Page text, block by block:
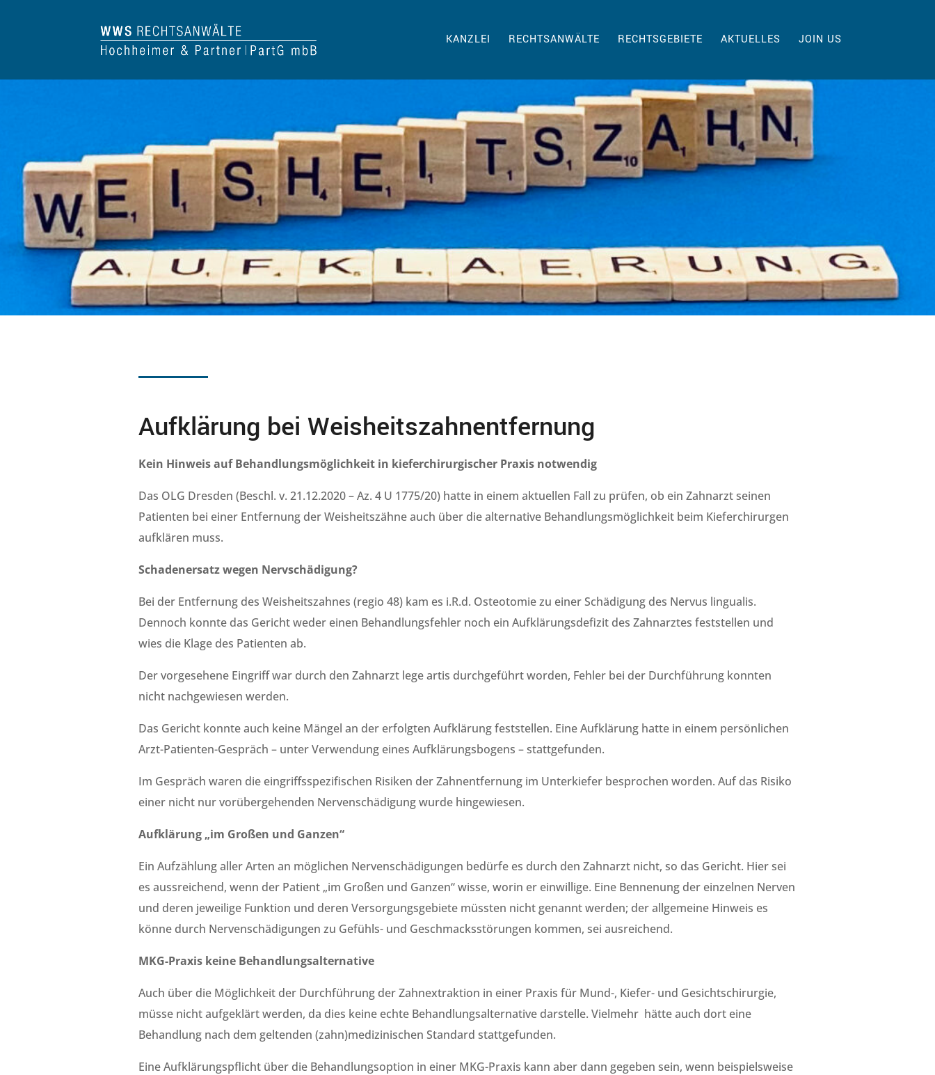
KANZLEI RECHTSANWÄLTE RECHTSGEBIETE AKTUELLES JOIN US
Aufklärung bei Weisheitszahnentfernung
Kein Hinweis auf Behandlungsmöglichkeit in kieferchirurgischer Praxis notwendig
Das OLG Dresden (Beschl. v. 21.12.2020 – Az. 4 U 1775/20) hatte in einem aktuellen Fall zu prüfen, ob ein Zahnarzt seinen
Patienten bei einer Entfernung der Weisheitszähne auch über die alternative Behandlungsmöglichkeit beim Kieferchirurgen
aufklären muss.
Schadenersatz wegen Nervschädigung?
Bei der Entfernung des Weisheitszahnes (regio 48) kam es i.R.d. Osteotomie zu einer Schädigung des Nervus lingualis.
Dennoch konnte das Gericht weder einen Behandlungsfehler noch ein Aufklärungsdefizit des Zahnarztes feststellen und
wies die Klage des Patienten ab.
Der vorgesehene Eingriff war durch den Zahnarzt lege artis durchgeführt worden, Fehler bei der Durchführung konnten
nicht nachgewiesen werden.
Das Gericht konnte auch keine Mängel an der erfolgten Aufklärung feststellen. Eine Aufklärung hatte in einem persönlichen
Arzt-Patienten-Gespräch – unter Verwendung eines Aufklärungsbogens – stattgefunden.
Im Gespräch waren die eingriffsspezifischen Risiken der Zahnentfernung im Unterkiefer besprochen worden. Auf das Risiko
einer nicht nur vorübergehenden Nervenschädigung wurde hingewiesen.
Aufklärung „im Großen und Ganzen“
Ein Aufzählung aller Arten an möglichen Nervenschädigungen bedürfe es durch den Zahnarzt nicht, so das Gericht. Hier sei
es aussreichend, wenn der Patient „im Großen und Ganzen“ wisse, worin er einwillige. Eine Bennenung der einzelnen Nerven
und deren jeweilige Funktion und deren Versorgungsgebiete müssten nicht genannt werden; der allgemeine Hinweis es
könne durch Nervenschädigungen zu Gefühls- und Geschmacksstörungen kommen, sei ausreichend.
MKG-Praxis keine Behandlungsalternative
Auch über die Möglichkeit der Durchführung der Zahnextraktion in einer Praxis für Mund-, Kiefer- und Gesichtschirurgie,
müsse nicht aufgeklärt werden, da dies keine echte Behandlungsalternative darstelle. Vielmehr hätte auch dort eine
Behandlung nach dem geltenden (zahn)medizinischen Standard stattgefunden.
Eine Aufklärungspflicht über die Behandlungsoption in einer MKG-Praxis kann aber dann gegeben sein, wenn beispielsweise